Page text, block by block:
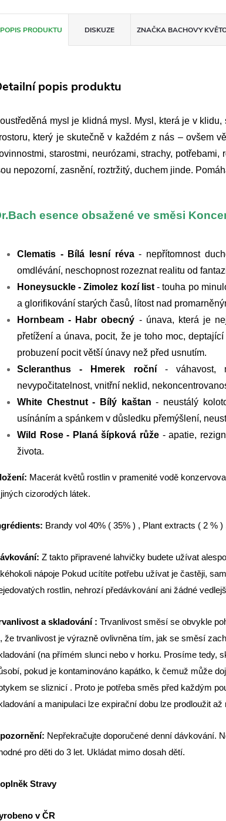
POPIS PRODUKTU DISKUZE ZNAČKA BACHOVY
popis produktu
mysl je klidná mysl. Mysl, která je v
který je skutečně v každém z nás – ovšem
starostmi, neurózami, strachy,
nepozorní, zasnění, roztržitý, duchem jinde.
esence obsažené ve směsi
Clematis - Bílá lesní réva- nepřítomnost
omdlévání, neschopnost rozeznat realitu od
Honeysuckle - Zimolez kozí list- touha po
a glorifikování starých časů, lítost nad
Hornbeam - Habr obecný - únava, která je
přetížení a únava, pocit, že je toho moc,
probuzení pocit větší únavy než před usnutím.
Scleranthus - Hmerek roční- váhavost,
nevypočitatelnost, vnitřní neklid,
White Chestnut - Bílý kaštan - neustálý
usínáním a spánkem v důsledku přemýšlení,
Wild Rose - Planá šípková růže - apatie,
života.
Macerát květů rostlin v pramenité vodě
cizorodých látek.
Brandy vol 40% ( 35% ) , Plant extracts ( 2 %
Z takto připravené lahvičky budete užívat
nápoje Pokud ucítíte potřebu užívat je častěji,
rostlin, nehrozí předávkování ani žádné
a skladování : Trvanlivost směsí se obvykle
že trvanlivost je výrazně ovlivněna tím, jak se směsí
(na přímém slunci nebo v horku. Prosíme tedy,
pokud je kontaminováno kapátko, k čemuž může
se sliznicí . Proto je potřeba směs před každým
a manipulaci lze expirační dobu lze prodloužit až
Nepřekračujte doporučené denní dávkování.
pro děti do 3 let. Ukládat mimo dosah dětí.
Stravy
v ČR